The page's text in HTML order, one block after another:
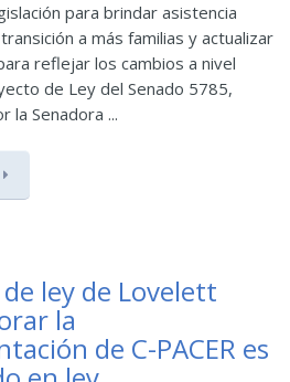
para brindar asistencia
a más familias y actualizar
reflejar los cambios a nivel
de Ley del Senado 5785,
la Senadora ...
ley de Lovelett
la
de C-PACER es